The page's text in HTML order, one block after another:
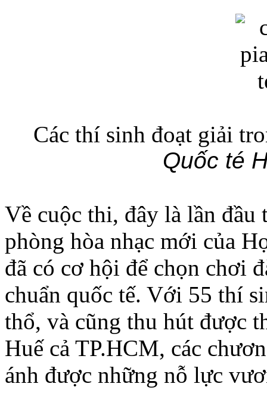
Các thí sinh đoạt giải
Quốc té
Về cuộc thi, đây là lần
phòng hòa nhạc mới của
đã có cơ hội để chọn chơi
chuẩn quốc tế. Với 55 thí
thổ, và cũng thu hút được
Huế cả TP.HCM, các
ánh được những nỗ lực